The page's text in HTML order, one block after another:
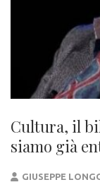
Cultura, il
siamo già
GIUSEPPE